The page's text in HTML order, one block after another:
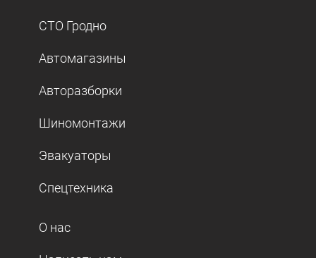
СТО Гродно
Автомагазины
Авторазборки
Шиномонтажи
Эвакуаторы
Спецтехника
О нас